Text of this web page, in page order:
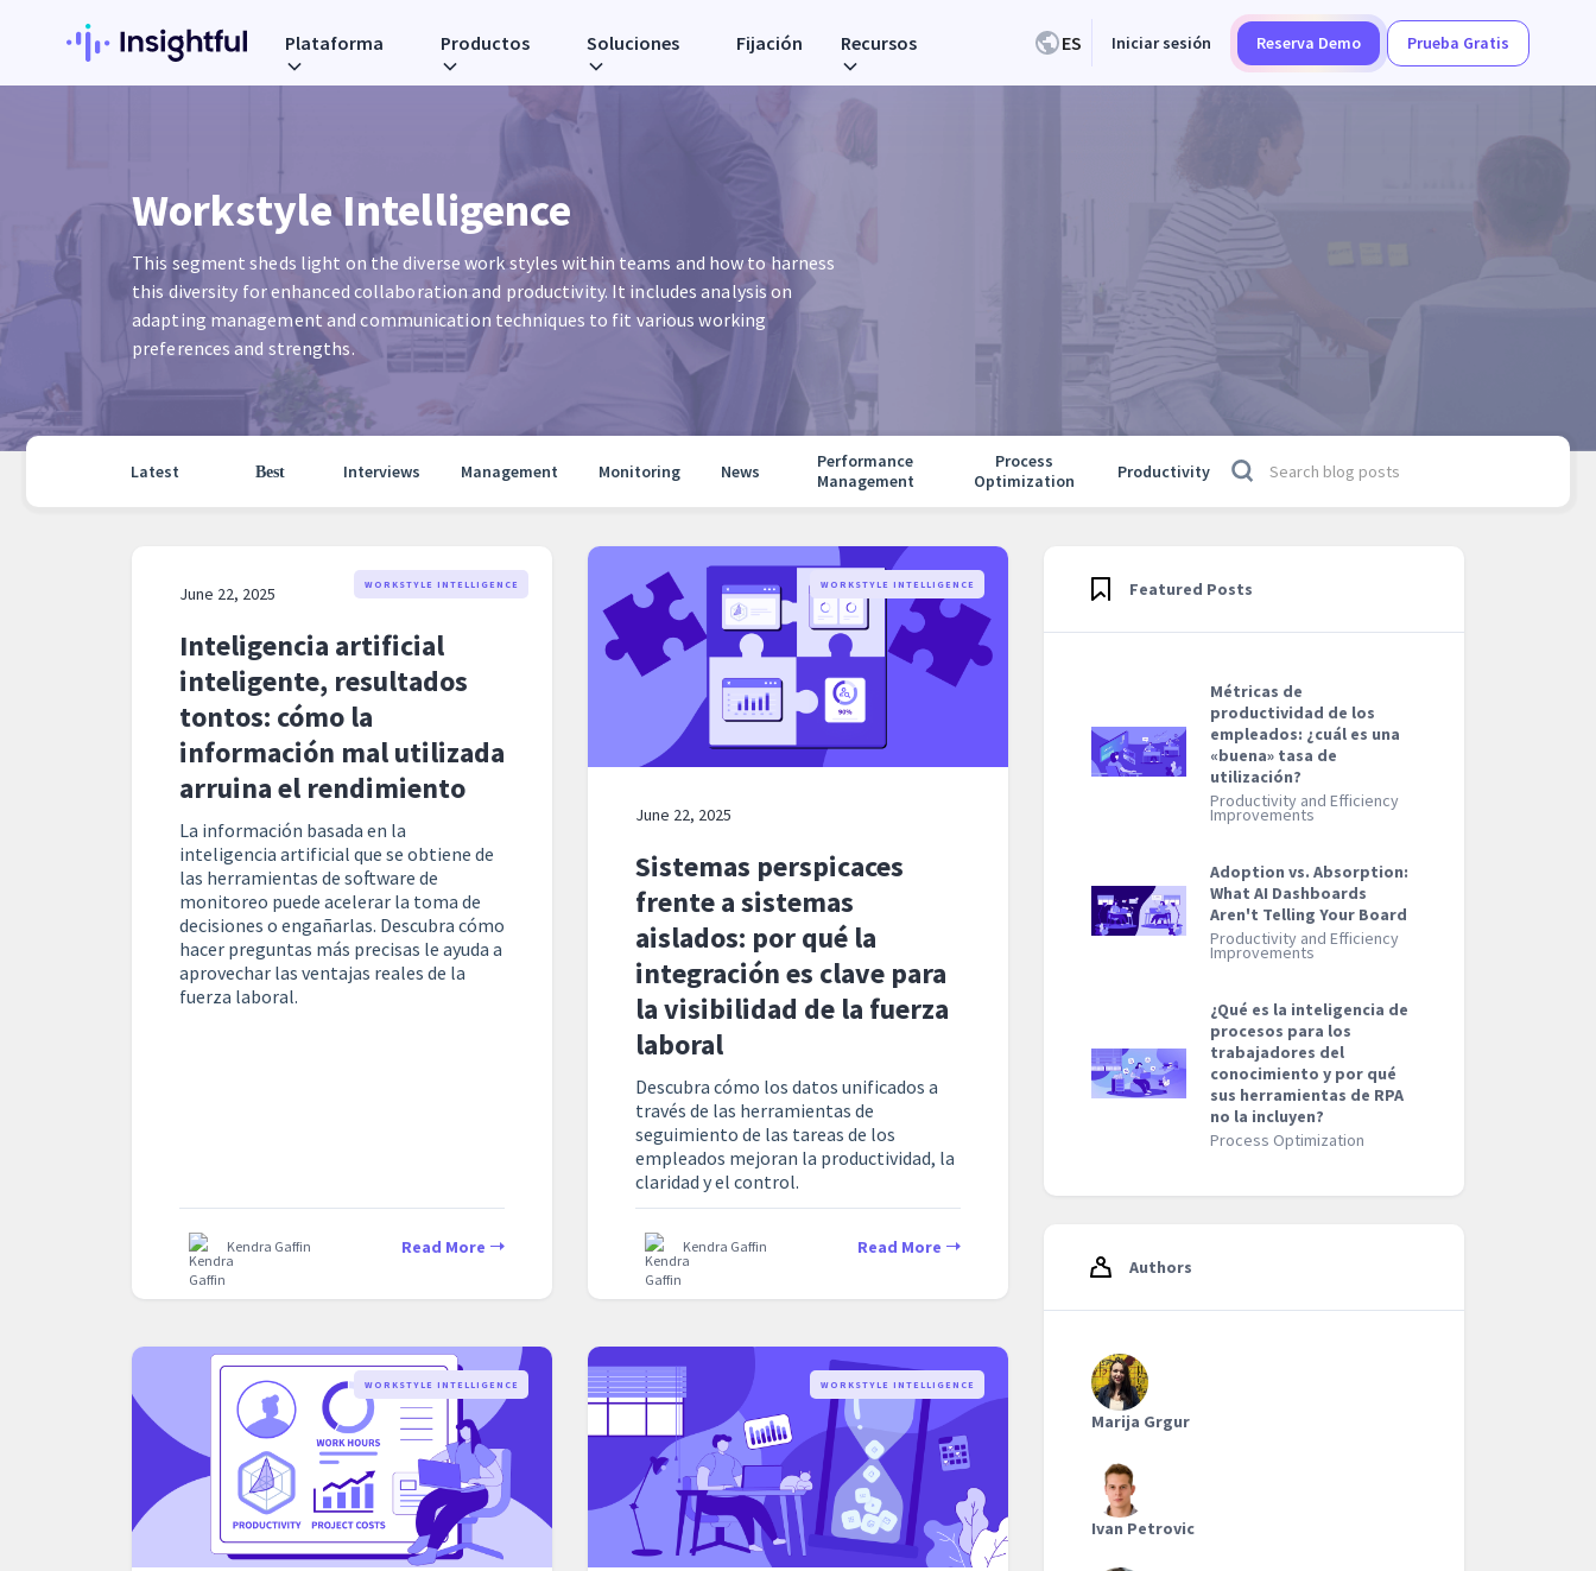
Plataforma Productos Soluciones Fijación Recursos ES Iniciar sesión Reserva Demo Prueba Gratis
Workstyle Intelligence
This segment sheds light on the diverse work styles within teams and how to harness
this diversity for enhanced collaboration and productivity. It includes analysis on
adapting management and communication techniques to fit various working
preferences and strengths.
Latest Best Interviews Management Monitoring News
Performance
Management
Process
Optimization
Productivity
WORKSTYLE INTELLIGENCE
June 22, 2025
Inteligencia artificial
inteligente, resultados
tontos: cómo la
información mal utilizada
arruina el rendimiento
La información basada en la
inteligencia artificial que se obtiene de
las herramientas de software de
monitoreo puede acelerar la toma de
decisiones o engañarlas. Descubra cómo
hacer preguntas más precisas le ayuda a
aprovechar las ventajas reales de la
fuerza laboral.
Kendra Gaffin Read More
WORKSTYLE INTELLIGENCE
June 22, 2025
Sistemas perspicaces
frente a sistemas
aislados: por qué la
integración es clave para
la visibilidad de la fuerza
laboral
Descubra cómo los datos unificados a
través de las herramientas de
seguimiento de las tareas de los
empleados mejoran la productividad, la
claridad y el control.
Kendra Gaffin Read More
WORKSTYLE INTELLIGENCE WORKSTYLE INTELLIGENCE
Featured Posts
Métricas de
productividad de los
empleados: ¿cuál es una
«buena» tasa de
utilización?
Productivity and Efficiency
Improvements
Adoption vs. Absorption:
What AI Dashboards
Aren't Telling Your Board
Productivity and Efficiency
Improvements
¿Qué es la inteligencia de
procesos para los
trabajadores del
conocimiento y por qué
sus herramientas de RPA
no la incluyen?
Process Optimization
Authors
Marija Grgur
Ivan Petrovic